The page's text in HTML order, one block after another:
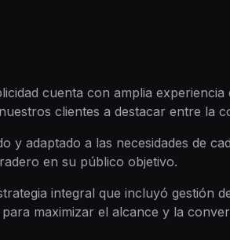
cuenta con amplia experiencia
clientes a destacar entre la
y adaptado a las necesidades de
en su público objetivo.
integral que incluyó gestión
maximizar el alcance y la